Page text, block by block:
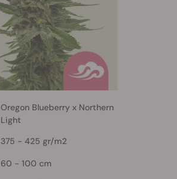
Oregon Blueberry x Northern
Light
375 - 425 gr/m2
60 - 100 cm